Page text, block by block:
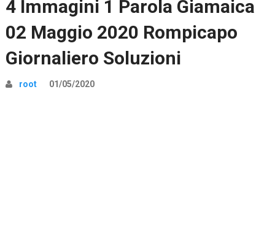
4 Immagini 1 Parola Giamaica
02 Maggio 2020 Rompicapo
Giornaliero Soluzioni
root 01/05/2020